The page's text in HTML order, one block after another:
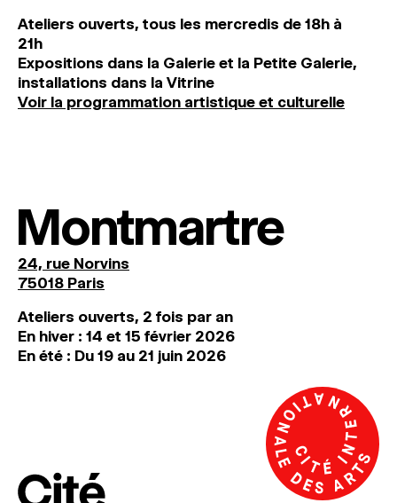
Ateliers ouverts, tous les mercredis de 18h à
21h
Expositions dans la Galerie et la Petite Galerie,
installations dans la Vitrine
Voir la programmation artistique et culturelle
Montmartre
24, rue Norvins
75018 Paris
Ateliers ouverts, 2 fois par an
En hiver : 14 et 15 février 2026
En été : Du 19 au 21 juin 2026